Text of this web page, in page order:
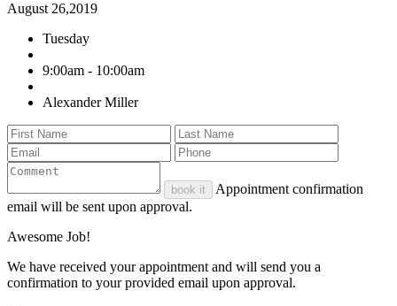
August 26,2019
Tuesday
9:00am - 10:00am
Alexander Miller
book it
Appointment confirmation
email will be sent upon approval.
Awesome Job!
We have received your appointment and will send you a
confirmation to your provided email upon approval.